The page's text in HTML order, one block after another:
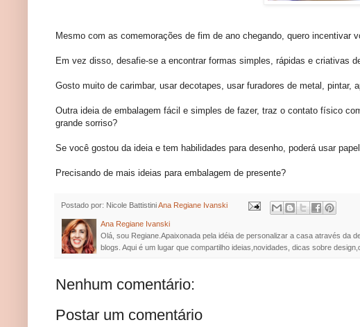
Mesmo com as comemorações de fim de ano chegando, quero
Em vez disso, desafie-se a encontrar formas simples, rápidas e criativas
Gosto muito de carimbar, usar decotapes, usar furadores de metal,
Outra ideia de embalagem fácil e simples de fazer, traz o contato físico
grande sorriso?
Se você gostou da ideia e tem habilidades para desenho, poderá usar
Precisando de mais ideias para embalagem de presente?
Postado por: Nicole BattistiniAna Regiane Ivanski
Ana Regiane Ivanski
Olá, sou Regiane.Apaixonada pela idéia de personalizar a casa através da
blogs. Aqui é um lugar que compartilho ideias,novidades, dicas sobre
Nenhum comentário:
Postar um comentário